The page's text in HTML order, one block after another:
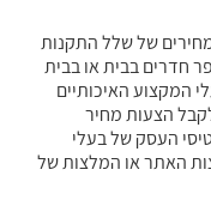
של שלל התקנות
חדרים בבית או בבית
המקצוע האיכותיים
הצעות מחיר
העסק של בעלי
האתר או המלצות של